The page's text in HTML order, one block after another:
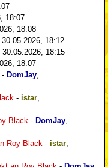
18:07
18:08
30.05.2026, 18:12
30.05.2026, 18:15
18:07
- DomJay
- istar
Black - DomJay
Roy Black - istar